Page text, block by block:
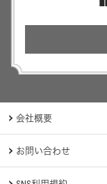
会社概要
お問い合わせ